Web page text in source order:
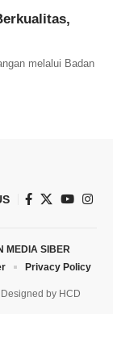
melalui Badan
by HCD
MEDIA SIBER
Privacy Policy